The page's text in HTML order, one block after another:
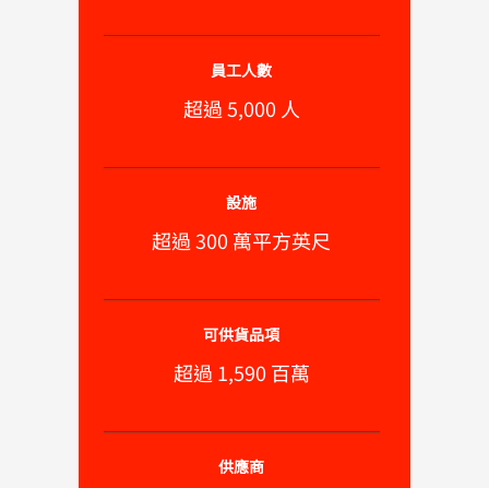
員工人數
超過 5,000 人
設施
超過 300 萬平方英尺
可供貨品項
超過 1,590 百萬
供應商